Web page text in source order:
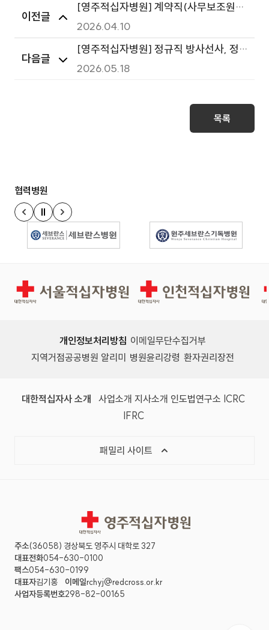
이전글
[영주적십자병원] 계약직(사무보조원
(장애), 간호조무사(고령), 취사원(고
령)), 육아휴직대체 간호사 공개채용 최
종 합격자 발표
2026.04.10
다음글
[영주적십자병원] 정규직 방사선사, 정
규직 취사원, 계약직 임상병리사, 계약직
2026.05.18
목록
협력병원
이전 슬라이드
정지
다음 슬라이드
경인권역재활병원 인천적십자병원
개인정보처리방침 이메일무단수집거부
지역거점공공병원 알리미 병원윤리강령 환자권리장전
대한적십자사 소개 사업소개 지사소개 인도법연구소 ICRC
IFRC
패밀리 사이트
영주적십자병원
주소(36058) 경상북도 영주시 대학로 327
대표전화054-630-0100
팩스054-630-0199
대표자김기홍 이메일rchyj@redcross.or.kr
사업자등록번호298-82-00165